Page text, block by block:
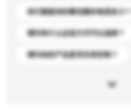
你们能提供的最优惠价格是多少？
请问有什么运送方式可以选择？
请问你的产品是否支持定制？